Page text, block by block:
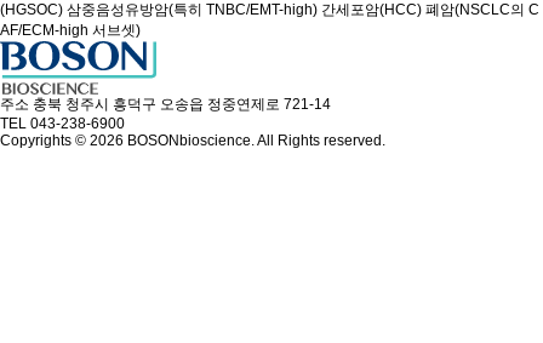
(HGSOC) 삼중음성유방암(특히 TNBC/EMT-high) 간세포암(HCC) 폐암(NSCLC의 C
AF/ECM-high 서브셋)
주소 충북 청주시 흥덕구 오송읍 정중연제로 721-14
TEL 043-238-6900
Copyrights © 2026 BOSONbioscience. All Rights reserved.